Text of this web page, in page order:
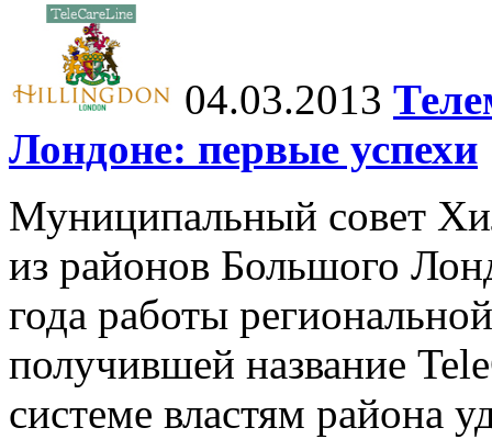
04.03.2013
Лондоне: первые успехи
Муниципальный совет
из районов Большого
года работы
получившей название
системе властям района